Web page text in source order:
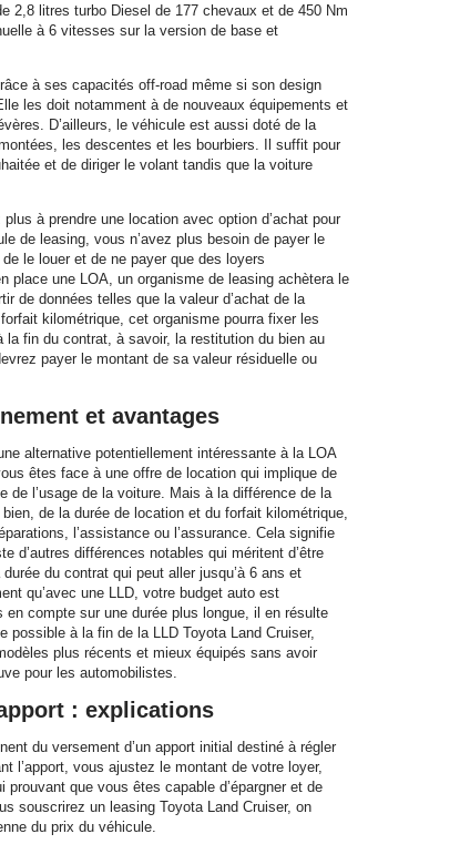
2,8 litres turbo Diesel de 177 chevaux et de 450 Nm
à 6 vitesses sur la version de base et
à ses capacités off-road même si son design
les doit notamment à de nouveaux équipements et
D’ailleurs, le véhicule est aussi doté de la
les descentes et les bourbiers. Il suffit pour
et de diriger le volant tandis que la voiture
à prendre une location avec option d’achat pour
de leasing, vous n’avez plus besoin de payer le
le louer et de ne payer que des loyers
place une LOA, un organisme de leasing achètera le
de données telles que la valeur d’achat de la
kilométrique, cet organisme pourra fixer les
fin du contrat, à savoir, la restitution du bien au
payer le montant de sa valeur résiduelle ou
et avantages
alternative potentiellement intéressante à la LOA
êtes face à une offre de location qui implique de
de l’usage de la voiture. Mais à la différence de la
de la durée de location et du forfait kilométrique,
l’assistance ou l’assurance. Cela signifie
d’autres différences notables qui méritent d’être
du contrat qui peut aller jusqu’à 6 ans et
qu’avec une LLD, votre budget auto est
compte sur une durée plus longue, il en résulte
possible à la fin de la LLD Toyota Land Cruiser,
plus récents et mieux équipés sans avoir
pour les automobilistes.
: explications
du versement d’un apport initial destiné à régler
l’apport, vous ajustez le montant de votre loyer,
que vous êtes capable d’épargner et de
souscrirez un leasing Toyota Land Cruiser, on
du prix du véhicule.